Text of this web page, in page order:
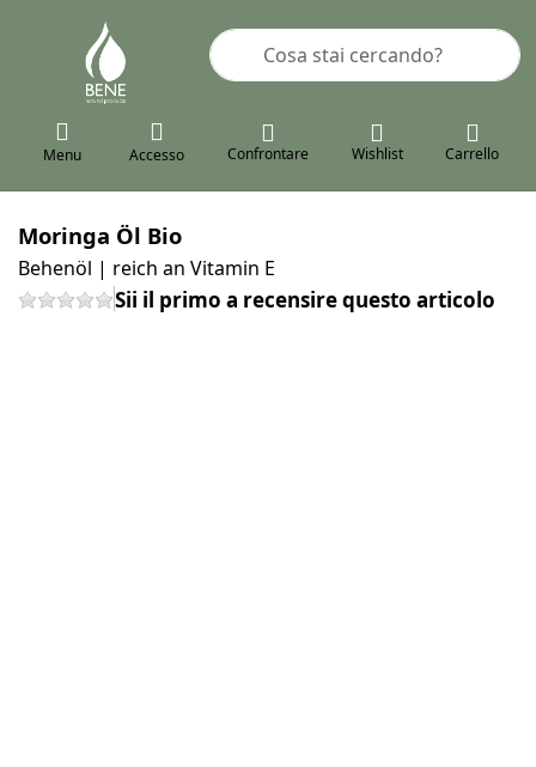
Inserire un termine di ricerca. I
Menu Accesso Confrontare Wishlist Carrello
Moringa Öl Bio
Behenöl | reich an Vitamin E
Sii il primo a recensire questo articolo